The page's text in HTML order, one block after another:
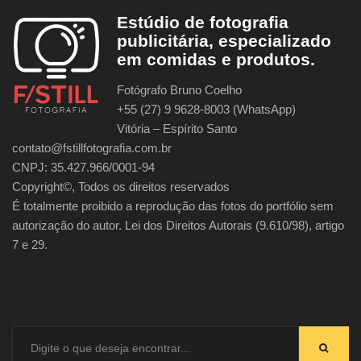
Estúdio de fotografia
publicitária, especializado
em comidas e produtos.
Fotógrafo Bruno Coelho
+55 (27) 9 9628-8003 (WhatsApp)
Vitória – Espírito Santo
contato@fstillfotografia.com.br
CNPJ: 35.427.966/0001-94
Copyright©, Todos os direitos reservados
É totalmente proibido a reprodução das fotos do portfólio sem
autorização do autor. Lei dos Direitos Autorais (9.610/98), artigo
7 e 29.